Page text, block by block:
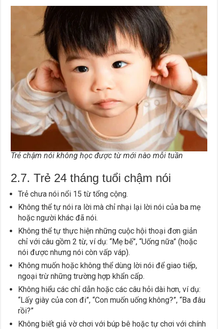
Trẻ chậm nói không học được từ mới nào mỗi tuần
2.7. Trẻ 24 tháng tuổi chậm nói
Trẻ chưa nói nổi 15 từ tổng cộng.
Không thể tự nói ra lời mà chỉ nhại lại lời nói của ba mẹ
hoặc người khác đã nói.
Không thể tự thực hiện những cuộc hội thoại đơn giản
chỉ với câu gồm 2 từ, ví dụ: “Mẹ bế”, “Uống nữa” (hoặc
nói được nhưng nói còn vấp váp).
Không muốn hoặc không thể dùng lời nói để giao tiếp,
ngoại trừ những trường hợp khẩn cấp.
Không hiểu các chỉ dẫn hoặc các câu hỏi dài hơn, ví dụ:
“Lấy giày của con đi”, “Con muốn uống không?”, “Ba đâu
rồi?”
Không biết giả vờ chơi với búp bê hoặc tự chơi với chính